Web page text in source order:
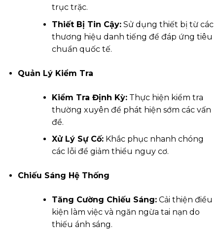
trục trặc.
Thiết Bị Tin Cậy:Sử dụng thiết bị từ các
thương hiệu danh tiếng để đáp ứng tiêu
chuẩn quốc tế.
Quản Lý Kiểm Tra
Kiểm Tra Định Kỳ:Thực hiện kiểm tra
thường xuyên để phát hiện sớm các vấn
đề.
Xử Lý Sự Cố:Khắc phục nhanh chóng
các lỗi để giảm thiểu nguy cơ.
Chiếu Sáng Hệ Thống
Tăng Cường Chiếu Sáng:Cải thiện điều
kiện làm việc và ngăn ngừa tai nạn do
thiếu ánh sáng.